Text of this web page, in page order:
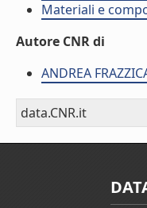
Materiali e
Autore CNR di
ANDREA
data.CNR.it